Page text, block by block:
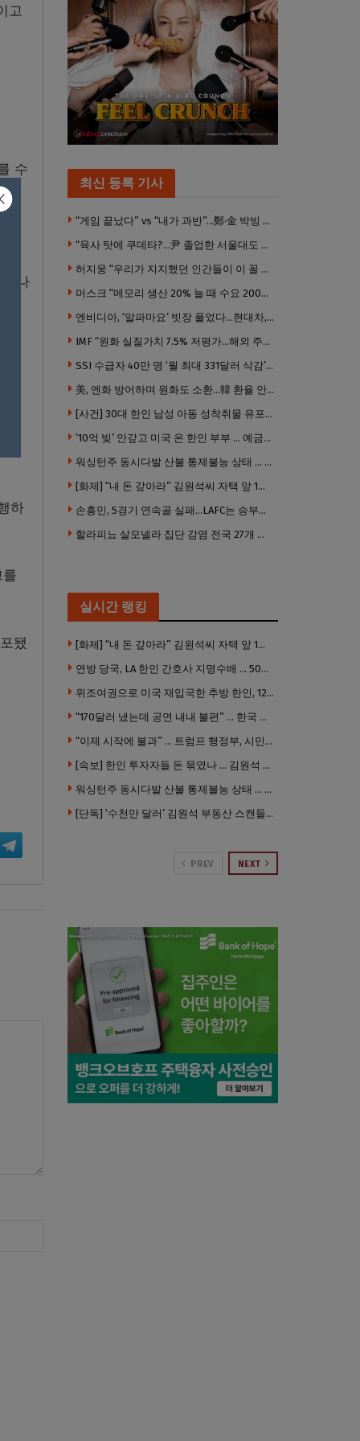
고
수
나
하
됐
최신 등록 기사
“게임 끝났다” vs “내가 과반”…鄭·金 박빙 전대 서로 우위 주장
“육사 탓에 쿠데타?…尹 졸업한 서울대도 없애야 하나”
허지웅 “우리가 지지했던 인간들이 이 꼴 만들었다”
머스크 “메모리 생산 20% 늘 때 수요 200% 증가” … 반도체 매출 1조달러 눈 앞
엔비디아, ‘알파마요’ 빗장 풀었다…현대차, 자율주행 속도내나
IMF “원화 실질가치 7.5% 저평가…해외 주식투자 영향”
SSI 수급자 40만 명 ‘월 최대 331달러 삭감’ 위기…10만 명은 수급자격 상실
美, 엔화 방어하며 원화도 소환…韓 환율 안정 ‘우군’ 되나
[사건] 30대 한인 남성 아동 성착취물 유포 혐의로 체포
’10억 빚’ 안갚고 미국 온 한인 부부 … 예금보험공사, 미국서 소송
워싱턴주 동시다발 산불 통제불능 상태 … 이재민 수십만명
[화제] “내 돈 갚아라” 김원석씨 자택 앞 1인 광대 시위 … 한인 투자사, “108만 달러 못받아”
손흥민, 5경기 연속골 실패…LAFC는 승부차기 끝 과달라하라 격파
할라피뇨 살모넬라 집단 감염 전국 27개 주 급속 확산
실시간 랭킹
[화제] “내 돈 갚아라” 김원석씨 자택 앞 1인 광대 시위 … 한인 투자사, “108만 달러 못받아”
연방 당국, LA 한인 간호사 지명수배 … 500만 달러 메디캐어 사기, 선고 직전 한국 도주
위조여권으로 미국 재입국한 추방 한인, 120만 달러 은행 사기 행각
“170달러 냈는데 공연 내내 불편” … 한국 코미디언 LA공연, 음향 불량에 외모 비하 개그 논란
“이제 시작에 불과” … 트럼프 행정부, 시민권 박탈 본격화
[속보] 한인 투자자들 돈 묶였나 … 김원석 회사들 챕터7 강제파산·자진파산 잇따라 신청
워싱턴주 동시다발 산불 통제불능 상태 … 이재민 수십만명
[단독] ‘수천만 달러’ 김원석 부동산 스캔들 새 국면 … 한인 투자자들 소송 잇따라 ‘디폴트’ 절차
PREV NEXT